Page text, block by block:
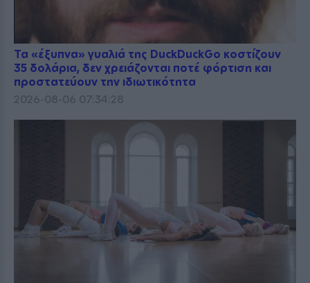
Τα «έξυπνα» γυαλιά της DuckDuckGo κοστίζουν
35 δολάρια, δεν χρειάζονται ποτέ φόρτιση και
προστατεύουν την ιδιωτικότητα
2026-08-06 07:34:28